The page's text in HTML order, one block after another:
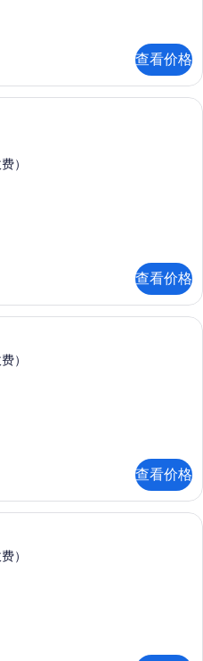
查看价格
高档床上用品、Select Comfort 床、
）
查看价格
高档床上用品、Select Comfort 床、
）
查看价格
高档床上用品、Select Comfort 床、
）